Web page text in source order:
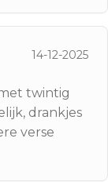
14-12-2025
twintig
drankjes
verse